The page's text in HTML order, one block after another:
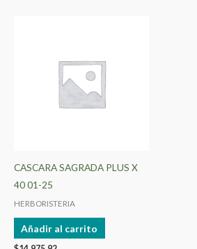
CASCARA SAGRADA PLUS X
40 01-25
HERBORISTERIA
Añadir al carrito